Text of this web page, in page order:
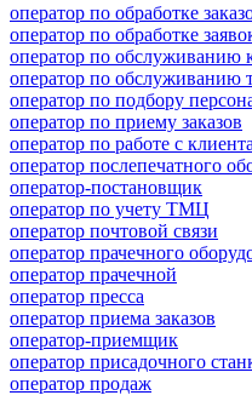
оператор по обработке
оператор по обработке
оператор по обслуживанию
оператор по обслуживанию
оператор по подбору
оператор по приему заказов
оператор по работе с
оператор послепечатного
оператор-постановщик
оператор по учету ТМЦ
оператор почтовой связи
оператор прачечного
оператор прачечной
оператор пресса
оператор приема заказов
оператор-приемщик
оператор присадочного
оператор продаж